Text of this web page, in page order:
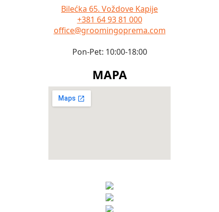
Bilećka 65. Voždove Kapije
+381 64 93 81 000
office@groomingoprema.com
Pon-Pet: 10:00-18:00
MAPA